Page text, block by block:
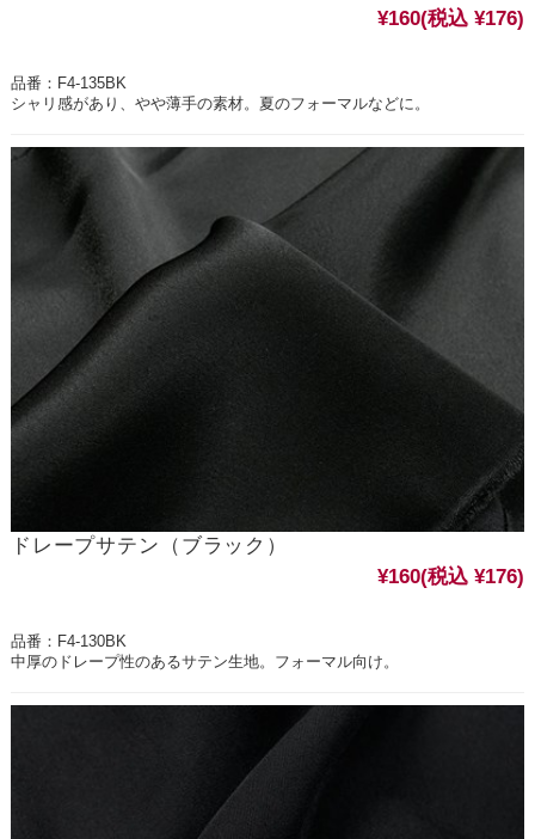
¥160(税込 ¥176)
品番：F4-135BK
シャリ感があり、やや薄手の素材。夏のフォーマルなどに。
ドレープサテン（ブラック）
¥160(税込 ¥176)
品番：F4-130BK
中厚のドレープ性のあるサテン生地。フォーマル向け。